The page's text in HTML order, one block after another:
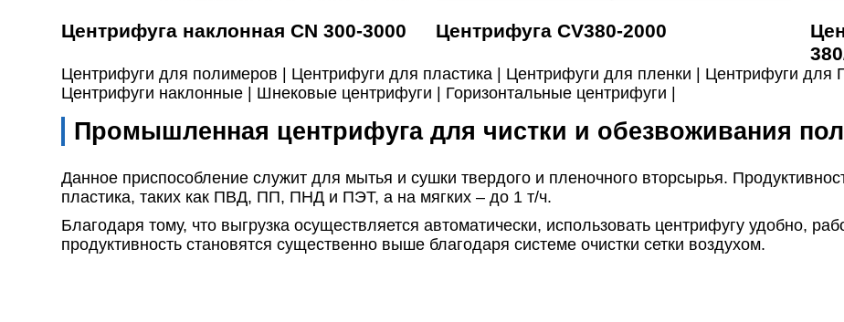
Центрифуга наклонная CN 300-3000 Центрифуга CV380-2000
Центрифуги для полимеров | Центрифуги для пластика | Центрифуги для пленки | Центрифуги для
Центрифуги наклонные | Шнековые центрифуги | Горизонтальные центрифуги |
Промышленная центрифуга для чистки и обезвоживания
Данное приспособление служит для мытья и сушки твердого и пленочного вторсырья.
пластика, таких как ПВД, ПП, ПНД и ПЭТ, а на мягких – до 1 т/ч.
Благодаря тому, что выгрузка осуществляется автоматически, использовать центрифугу удобно,
продуктивность становятся существенно выше благодаря системе очистки сетки воздухом.